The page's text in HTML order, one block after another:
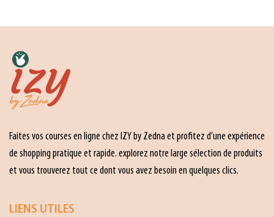
Faites vos courses en ligne chez IZY by Zedna et profitez d’une expérience
de shopping pratique et rapide. explorez notre large sélection de produits
et vous trouverez tout ce dont vous avez besoin en quelques clics.
LIENS UTILES